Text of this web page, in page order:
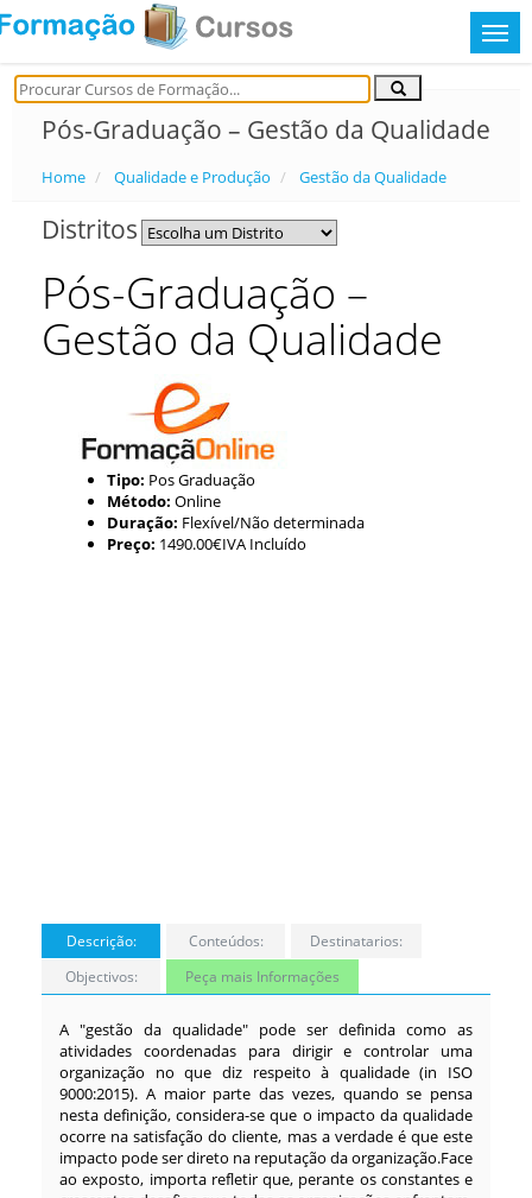
Pós-Graduação – Gestão da Qualidade
Home Qualidade e Produção Gestão da Qualidade
Distritos
Pós-Graduação –
Gestão da Qualidade
Tipo: Pos Graduação
Método: Online
Duração: Flexível/Não determinada
Preço: 1490.00€IVA Incluído
Descrição: Conteúdos:
Destinatarios:
Objectivos:
Peça mais Informações
A "gestão da qualidade" pode ser definida como as
atividades coordenadas para dirigir e controlar uma
organização no que diz respeito à qualidade (in ISO
9000:2015). A maior parte das vezes, quando se pensa
nesta definição, considera-se que o impacto da qualidade
ocorre na satisfação do cliente, mas a verdade é que este
impacto pode ser direto na reputação da organização.Face
ao exposto, importa refletir que, perante os constantes e